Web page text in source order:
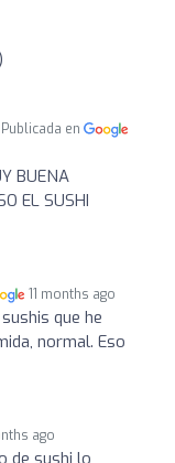
Publicada en
BUENA
EL SUSHI
11 months ago
que he
normal. Eso
ago
de sushi lo